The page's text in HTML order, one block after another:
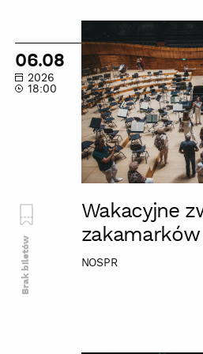
zwiedzanie
zakamarków
NOSPR
06.08
2026
18:00
Wakacyjne
zakamarków
NOSPR
Brak biletów